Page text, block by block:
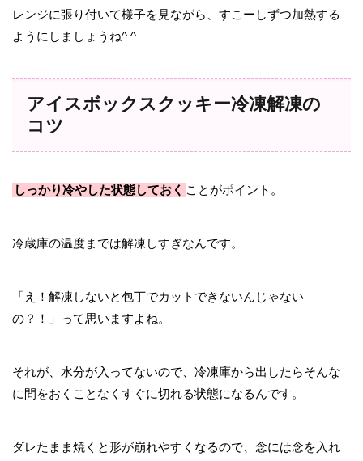
レンジに張り付いて様子を見ながら、すこーしずつ加熱する
ようにしましょうね^ ^
アイスボックスクッキー冷凍解凍の
コツ
しっかり冷やした状態しておく ことがポイント。
冷蔵庫の温度までは解凍しすぎなんです。
「え！解凍しないと包丁でカットできないんじゃない
の？！」って思いますよね。
それが、水分が入ってないので、冷凍庫から出したらそんな
に間をおくことなくすぐに切れる状態になるんです。
ダレたまま焼くと形が崩れやすくなるので、念には念を入れ